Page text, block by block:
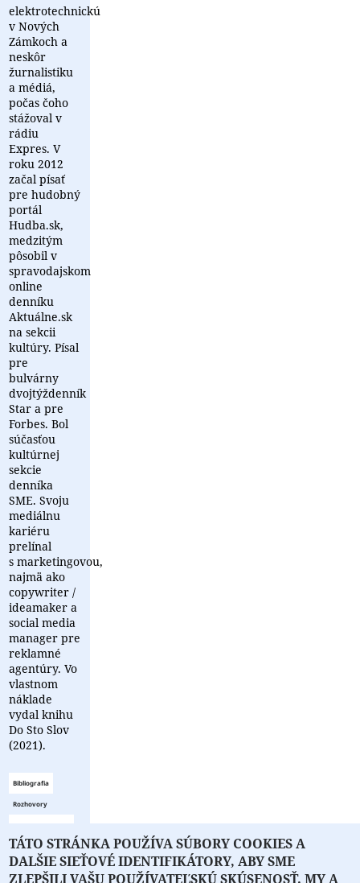
elektrotechnickú
v Nových
Zámkoch a
neskôr
žurnalistiku
a médiá,
počas čoho
stážoval v
rádiu
Expres. V
roku 2012
začal písať
pre hudobný
portál
Hudba.sk,
medzitým
pôsobil v
spravodajskom
online
denníku
Aktuálne.sk
na sekcii
kultúry. Písal
pre
bulvárny
dvojtýždenník
Star a pre
Forbes. Bol
súčasťou
kultúrnej
sekcie
denníka
SME. Svoju
mediálnu
kariéru
prelínal
s marketingovou,
najmä ako
copywriter /
ideamaker a
social media
manager pre
reklamné
agentúry. Vo
vlastnom
náklade
vydal knihu
Do Sto Slov
(2021).
Bibliografia
Rozhovory
Zoznam
bibliografie
je prázdny
TÁTO STRÁNKA POUŽÍVA SÚBORY COOKIES A
DALŠIE SIEŤOVÉ IDENTIFIKÁTORY, ABY SME
ZLEPŠILI VAŠU POUŽÍVATEĽSKÚ SKÚSENOSŤ. MY A